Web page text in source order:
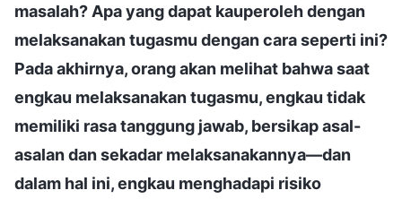
masalah? Apa yang dapat kauperoleh dengan
melaksanakan tugasmu dengan cara seperti ini?
Pada akhirnya, orang akan melihat bahwa saat
engkau melaksanakan tugasmu, engkau tidak
memiliki rasa tanggung jawab, bersikap asal-
asalan dan sekadar melaksanakannya—dan
dalam hal ini, engkau menghadapi risiko